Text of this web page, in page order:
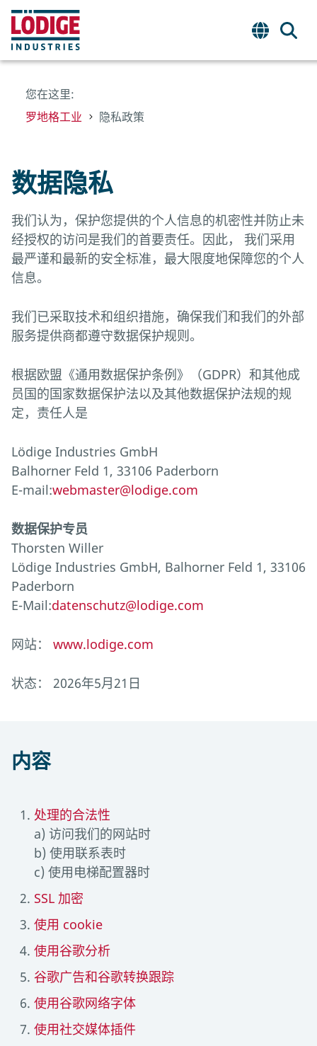
您在这里:
罗地格工业
隐私政策
数据隐私
我们认为，保护您提供的个人信息的机密性并防止未
经授权的访问是我们的首要责任。因此， 我们采用
最严谨和最新的安全标准，最大限度地保障您的个人
信息。
我们已采取技术和组织措施，确保我们和我们的外部
服务提供商都遵守数据保护规则。
根据欧盟《通用数据保护条例》（GDPR）和其他成
员国的国家数据保护法以及其他数据保护法规的规
定，责任人是
Lödige Industries GmbH
Balhorner Feld 1, 33106 Paderborn
E-mail:webmaster@lodige.com
数据保护专员
Thorsten Willer
Lödige Industries GmbH, Balhorner Feld 1, 33106
Paderborn
E-Mail:datenschutz@lodige.com
网站： www.lodige.com
状态： 2026年5月21日
内容
处理的合法性
a) 访问我们的网站时
b) 使用联系表时
c) 使用电梯配置器时
SSL 加密
使用 cookie
使用谷歌分析
谷歌广告和谷歌转换跟踪
使用谷歌网络字体
使用社交媒体插件